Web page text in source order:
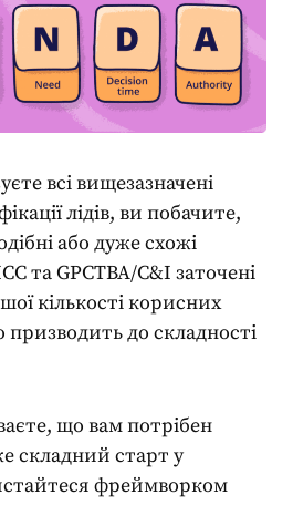
всі вищезазначені
лідів, ви побачите,
або дуже схожі
та GPCTBA/C&I заточені
кількості корисних
призводить до складності
що вам потрібен
складний старт у
фреймворком